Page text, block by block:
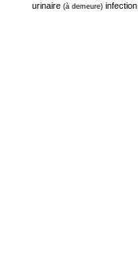
urinaire (à demeure) infection,